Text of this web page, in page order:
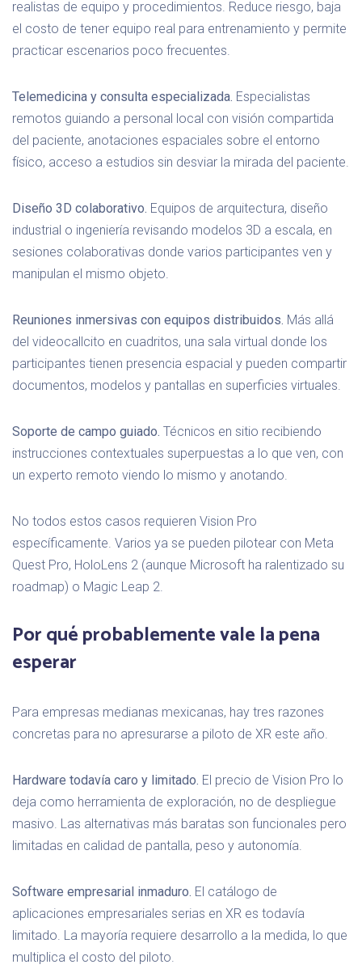
realistas de equipo y procedimientos. Reduce riesgo, baja
el costo de tener equipo real para entrenamiento y permite
practicar escenarios poco frecuentes.
Telemedicina y consulta especializada. Especialistas
remotos guiando a personal local con visión compartida
del paciente, anotaciones espaciales sobre el entorno
físico, acceso a estudios sin desviar la mirada del paciente.
Diseño 3D colaborativo. Equipos de arquitectura, diseño
industrial o ingeniería revisando modelos 3D a escala, en
sesiones colaborativas donde varios participantes ven y
manipulan el mismo objeto.
Reuniones inmersivas con equipos distribuidos. Más allá
del videocallcito en cuadritos, una sala virtual donde los
participantes tienen presencia espacial y pueden compartir
documentos, modelos y pantallas en superficies virtuales.
Soporte de campo guiado. Técnicos en sitio recibiendo
instrucciones contextuales superpuestas a lo que ven, con
un experto remoto viendo lo mismo y anotando.
No todos estos casos requieren Vision Pro
específicamente. Varios ya se pueden pilotear con Meta
Quest Pro, HoloLens 2 (aunque Microsoft ha ralentizado su
roadmap) o Magic Leap 2.
Por qué probablemente vale la pena
esperar
Para empresas medianas mexicanas, hay tres razones
concretas para no apresurarse a piloto de XR este año.
Hardware todavía caro y limitado. El precio de Vision Pro lo
deja como herramienta de exploración, no de despliegue
masivo. Las alternativas más baratas son funcionales pero
limitadas en calidad de pantalla, peso y autonomía.
Software empresarial inmaduro. El catálogo de
aplicaciones empresariales serias en XR es todavía
limitado. La mayoría requiere desarrollo a la medida, lo que
multiplica el costo del piloto.